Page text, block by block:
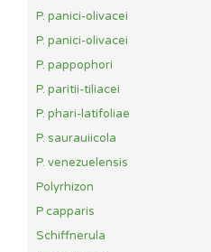
P. panici-olivacei
P. panici-olivacei
P. pappophori
P. paritii-tiliacei
P. phari-latifoliae
P. saurauiicola
P. venezuelensis
Polyrhizon
P capparis
Schiffnerula